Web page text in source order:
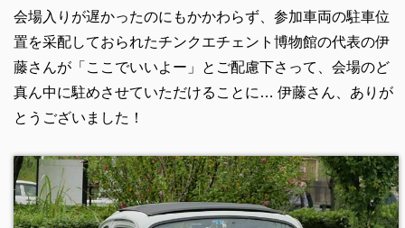
会場入りが遅かったのにもかかわらず、参加車両の駐車位
置を采配しておられたチンクエチェント博物館の代表の伊
藤さんが「ここでいいよー」とご配慮下さって、会場のど
真ん中に駐めさせていただけることに… 伊藤さん、ありが
とうございました！